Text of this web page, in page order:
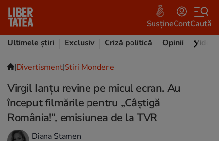
SusțineContCaută
Ultimele știri
Exclusiv Criză politică Opinii Video
|Divertisment|Stiri Mondene
Virgil Ianțu revine pe micul ecran. Au
început filmările pentru „Câştigă
România!”, emisiunea de la TVR
Diana Stamen